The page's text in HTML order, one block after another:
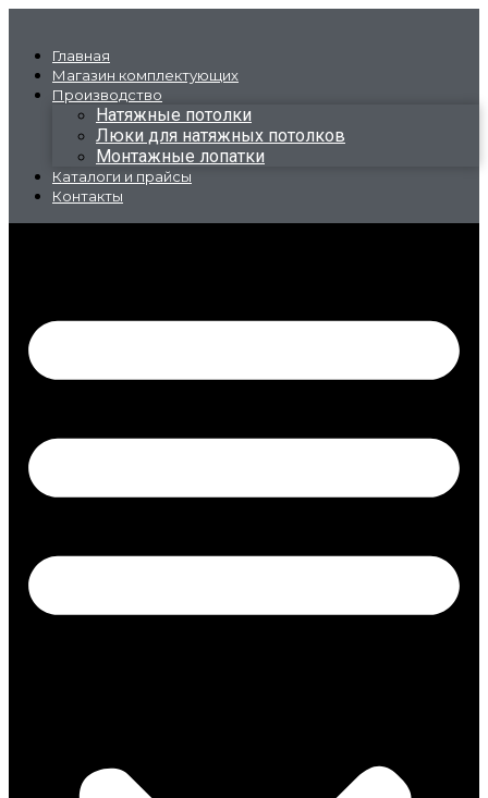
содержимому
Главная
Магазин комплектующих
Производство
Натяжные потолки
Люки для натяжных потолков
Монтажные лопатки
Каталоги и прайсы
Контакты